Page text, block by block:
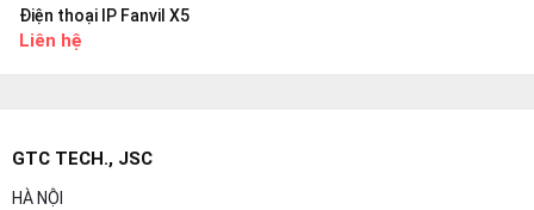
Điện thoại IP Fanvil X5
Liên hệ
GTC TECH., JSC
HÀ NỘI